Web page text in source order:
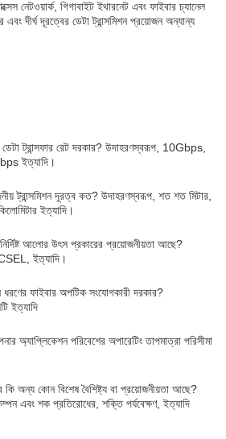
নেটওয়ার্ক, গিগাবাইট ইথারনেট এবং ফাইবার চ্যানেল
এবং দীর্ঘ দূরত্বের ডেটা ট্রান্সমিশন প্রয়োজন অন্যান্য
ডেটা ট্রান্সফার রেট দরকার? উদাহরণস্বরূপ, 10Gbps,
ইত্যাদি।
ট্রান্সমিশন দূরত্ব কত? উদাহরণস্বরূপ, শত শত মিটার,
ইত্যাদি।
আলোর উৎস প্রকারের প্রয়োজনীয়তা আছে?
ইত্যাদি।
ফাইবার অপটিক সংযোগকারী দরকার?
ইত্যাদি
অ্যাপ্লিকেশন পরিবেশের অপারেটিং তাপমাত্রা পরিসীমা
কি অন্য কোন বিশেষ বৈশিষ্ট্য বা প্রয়োজনীয়তা আছে?
এবং শক প্রতিরোধের, শক্তি পর্যবেক্ষণ, ইত্যাদি